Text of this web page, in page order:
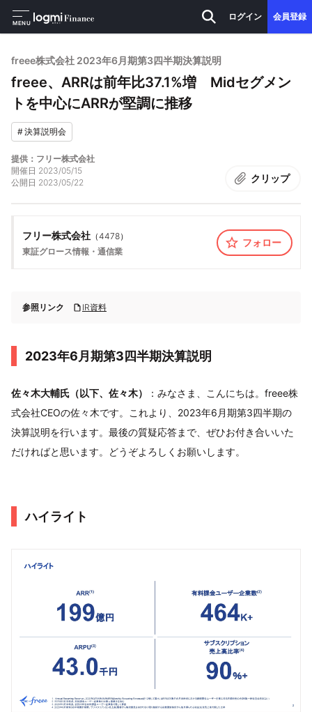
MENU
ログイン 会員登録
freee株式会社 2023年6月期第3四半期決算説明
freee、ARRは前年比37.1%増 Midセグメン
トを中心にARRが堅調に推移
#決算説明会
提供：フリー株式会社
開催日 2023/05/15
公開日 2023/05/22 クリップ
フリー株式会社 （4478）
東証グロース情報・通信業
フォロー
参照リンク IR資料
2023年6月期第3四半期決算説明
佐々木大輔氏（以下、佐々木）
：みなさま、こんにちは。freee株
式会社CEOの佐々木です。これより、2023年6月期第3四半期の
決算説明を行います。最後の質疑応答まで、ぜひお付き合いいた
だければと思います。どうぞよろしくお願いします。
ハイライト